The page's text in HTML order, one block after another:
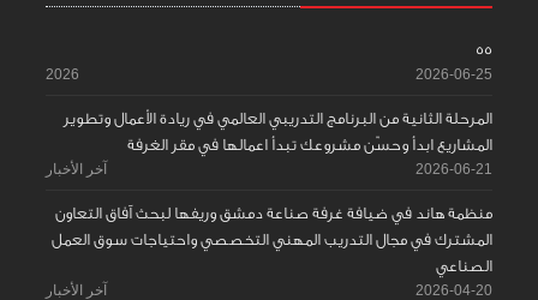
55
2026-06-25
2026
المرحلة الثانية من البرنامج التدريبي العالمي في ريادة الأعمال وتطوير
المشاريع ابدأ وحسّن مشروعك تبدأ اعمالها في مقر الغرفة
2026-06-21 آخر الأخبار
منظمة هاند في ضيافة غرفة صناعة دمشق وريفها لبحث آفاق التعاون
المشترك في مجال التدريب المهني التخصصي واحتياجات سوق العمل
الصناعي
2026-04-20 آخر الأخبار